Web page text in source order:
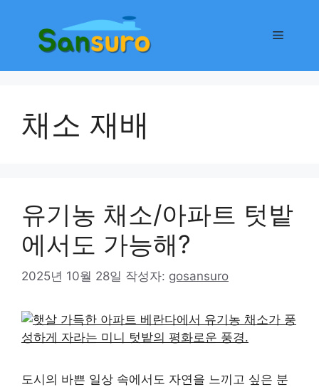
메
채소 재배
유기농 채소/아파트 텃밭
에서도 가능해?
2025년 10월 28일 작성자: gosansuro
도시의 바쁜 일상 속에서도 자연을 느끼고 싶은 분